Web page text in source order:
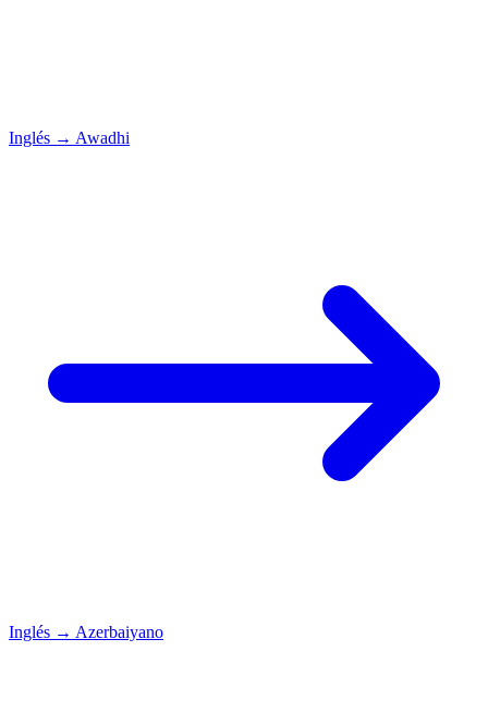
Inglés → Awadhi
Inglés → Azerbaiyano